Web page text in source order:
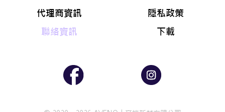
代理商資訊
隱私政策
聯絡資訊
下載